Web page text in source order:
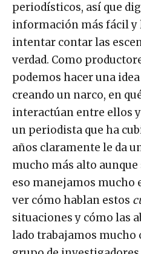
periodísticos, así que
información más fácil
intentar contar las
verdad. Como
podemos hacer una
creando un narco, en
interactúan entre ellos
un periodista que ha
años claramente le da
mucho más alto
eso manejamos mucho
ver cómo hablan estos
situaciones y cómo las
lado trabajamos mucho